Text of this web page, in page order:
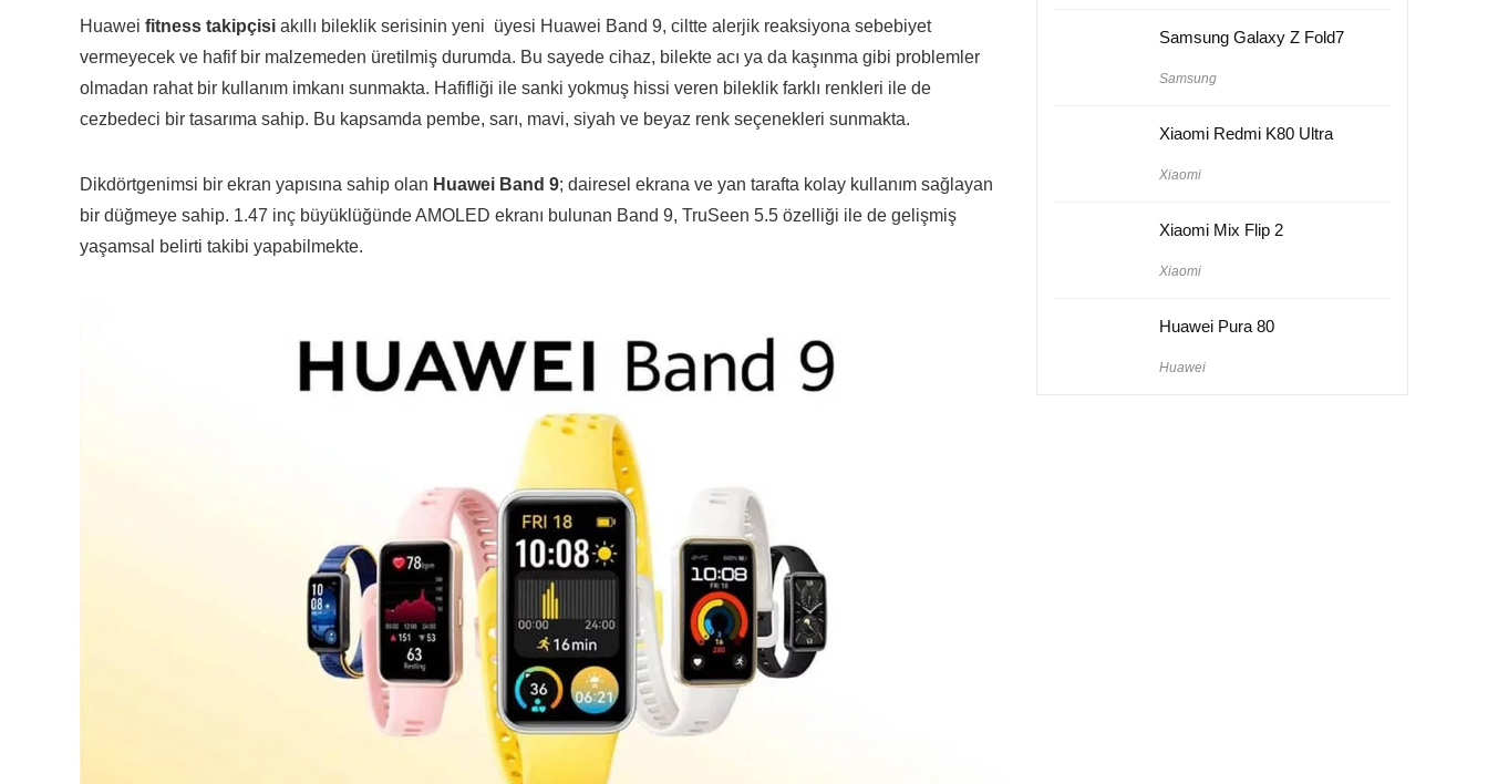
Huawei fitness takipçisi akıllı bileklik serisinin yeni üyesi Huawei Band 9, ciltte alerjik reaksiyona sebebiyet
vermeyecek ve hafif bir malzemeden üretilmiş durumda. Bu sayede cihaz, bilekte acı ya da kaşınma gibi problemler
olmadan rahat bir kullanım imkanı sunmakta. Hafifliği ile sanki yokmuş hissi veren bileklik farklı renkleri ile de
cezbedeci bir tasarıma sahip. Bu kapsamda pembe, sarı, mavi, siyah ve beyaz renk seçenekleri sunmakta.
Dikdörtgenimsi bir ekran yapısına sahip olan Huawei Band 9; dairesel ekrana ve yan tarafta kolay kullanım sağlayan
bir düğmeye sahip. 1.47 inç büyüklüğünde AMOLED ekranı bulunan Band 9, TruSeen 5.5 özelliği ile de gelişmiş
yaşamsal belirti takibi yapabilmekte.
Samsung Galaxy Z Fold7
Samsung
Xiaomi Redmi K80 Ultra
Xiaomi
Xiaomi Mix Flip 2
Xiaomi
Huawei Pura 80
Huawei